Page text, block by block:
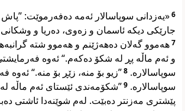
6«یەزدانی سوپاسالار ئەمە دەفەرموێت:
جارێکی دیکە ئاسمان و زەوی، دەریا و
7هەموو گەلان دەهەژێنم و هەموو شتە
و ئەم ماڵە پڕ لە شکۆ دەکەم.“ ئەوە
سوپاسالارە. 8”زیو بۆ منە، زێڕ بۆ منە.“ ئەوە
سوپاسالارە. 9”شکۆمەندی ئێستای ئەم ماڵە
پێشتری مەزنتر دەبێت. لەم شوێنەدا ئاشتی